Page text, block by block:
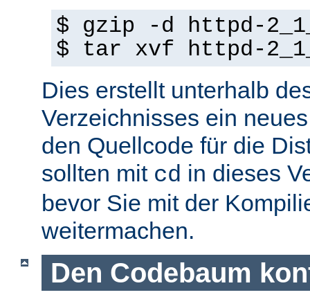
$ gzip -d httpd-
$ tar xvf httpd-
Dies erstellt unterhalb
Verzeichnisses ein
den Quellcode für die
sollten mit cd in dieses
bevor Sie mit der
weitermachen.
Den Codebaum